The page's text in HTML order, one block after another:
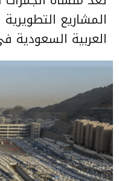
المشاريع
العربية السعودية